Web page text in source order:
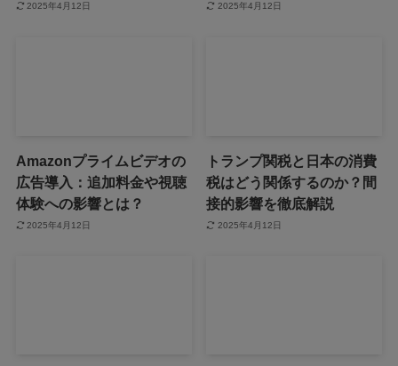
2025年4月12日 2025年4月12日
Amazonプライムビデオの
広告導入：追加料金や視聴
体験への影響とは？
2025年4月12日
トランプ関税と日本の消費
税はどう関係するのか？間
接的影響を徹底解説
2025年4月12日